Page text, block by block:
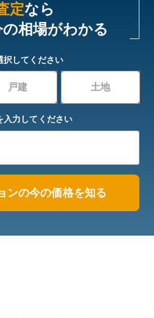
定なら
相場がわかる
択してください
戸建 土地
入力してください
ンの今の価格を知る